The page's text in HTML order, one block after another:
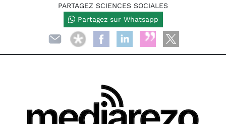
PARTAGEZ SCIENCES SOCIALES
Partagez sur Whatsapp